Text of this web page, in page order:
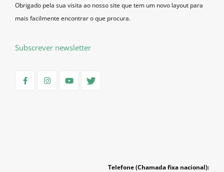
Obrigado pela sua visita ao nosso site que tem um novo layout para
mais facilmente encontrar o que procura.
Subscrever newsletter
Telefone (Chamada fixa nacional):